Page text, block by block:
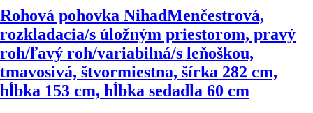
Rohová pohovka NihadMenčestrová,
rozkladacia/s úložným priestorom, pravý
roh/ľavý roh/variabilná/s leňoškou,
tmavosivá, štvormiestna, šírka 282 cm,
hĺbka 153 cm, hĺbka sedadla 60 cm